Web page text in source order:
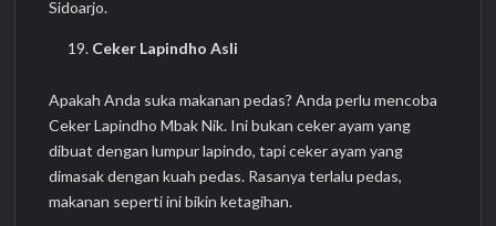
Sidoarjo.
Ceker Lapindho Asli
Apakah Anda suka makanan pedas? Anda perlu mencoba
Ceker Lapindho Mbak Nik. Ini bukan ceker ayam yang
dibuat dengan lumpur lapindo, tapi ceker ayam yang
dimasak dengan kuah pedas. Rasanya terlalu pedas,
makanan seperti ini bikin ketagihan.